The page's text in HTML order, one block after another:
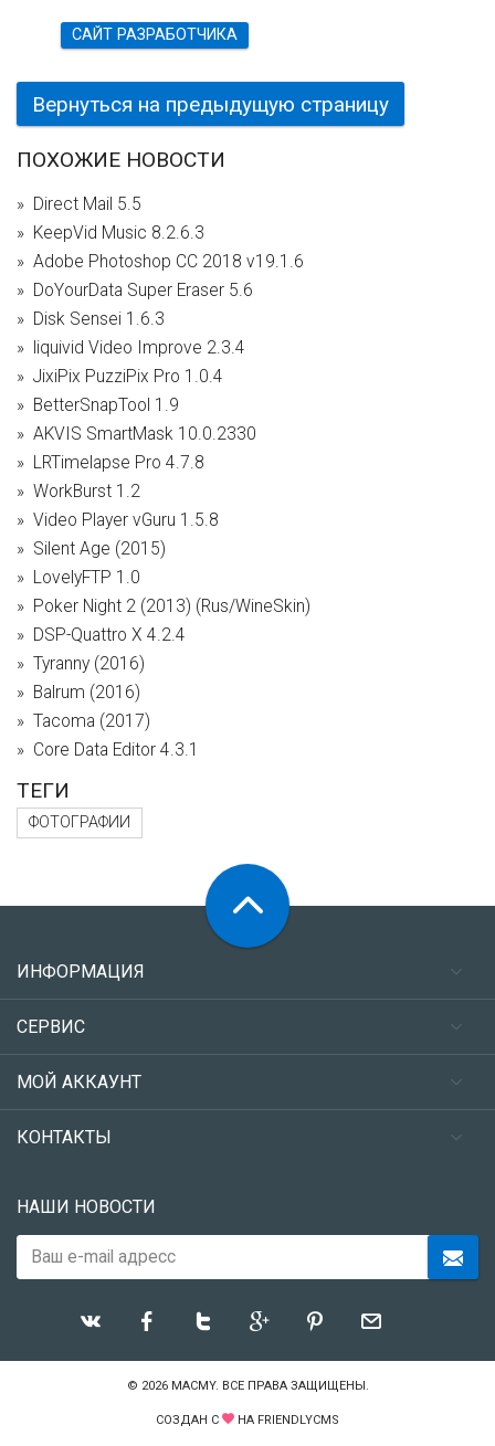
САЙТ РАЗРАБОТЧИКА
Вернуться на предыдущую страницу
ПОХОЖИЕ НОВОСТИ
Direct Mail 5.5
KeepVid Music 8.2.6.3
Adobe Photoshop CC 2018 v19.1.6
DoYourData Super Eraser 5.6
Disk Sensei 1.6.3
liquivid Video Improve 2.3.4
JixiPix PuzziPix Pro 1.0.4
BetterSnapTool 1.9
AKVIS SmartMask 10.0.2330
LRTimelapse Pro 4.7.8
WorkBurst 1.2
Video Player vGuru 1.5.8
Silent Age (2015)
LovelyFTP 1.0
Poker Night 2 (2013) (Rus/WineSkin)
DSP-Quattro X 4.2.4
Tyranny (2016)
Balrum (2016)
Tacoma (2017)
Core Data Editor 4.3.1
ТЕГИ
ФОТОГРАФИИ
ИНФОРМАЦИЯ
СЕРВИС
МОЙ АККАУНТ
КОНТАКТЫ
НАШИ НОВОСТИ
© 2026 MACMY. ВСЕ ПРАВА ЗАЩИЩЕНЫ.
СОЗДАН С НА FRIENDLYCMS